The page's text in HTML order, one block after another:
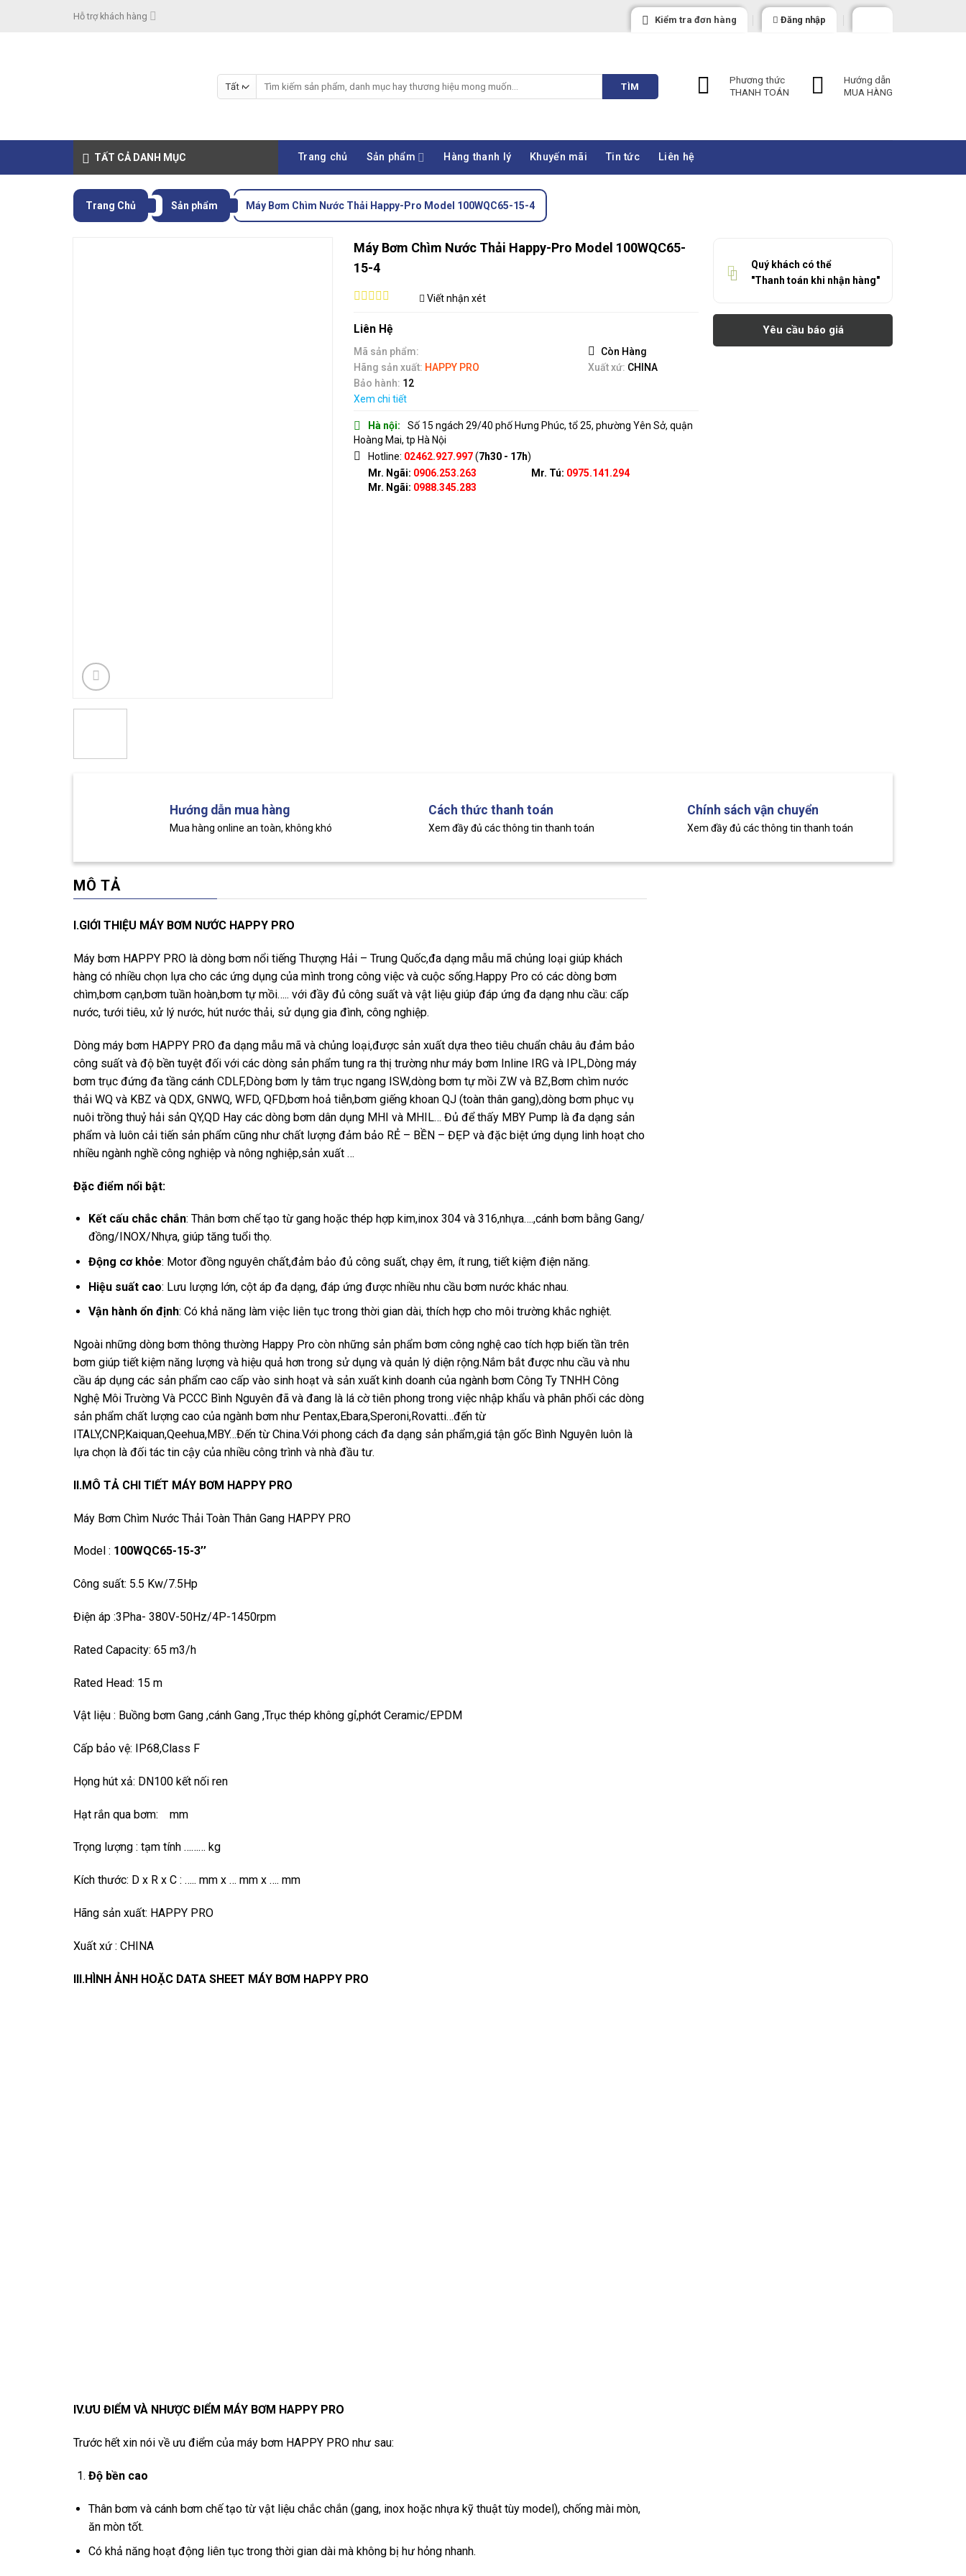
Hỗ trợ khách hàng Kiểm tra đơn hàng Đăng nhập
kiếm:
TÌM
Phương thức
THANH TOÁN
Hướng dẫn
MUA HÀNG
TẤT CẢ DANH MỤC Trang chủ Sản phẩm Hàng thanh lý Khuyến mãi Tin tức Liên hệ
Trang Chủ Sản phẩm Máy Bơm Chìm Nước Thải Happy-Pro Model 100WQC65-15-4
Máy Bơm Chìm Nước Thải Happy-Pro Model 100WQC65-
15-4
out
of
5
Viết nhận xét
Liên Hệ
Mã sản phẩm:
Còn Hàng
Hãng sản xuất: HAPPY PRO Xuất xứ: CHINA
Bảo hành: 12
Xem chi tiết
Hà nội:
Số 15 ngách 29/40 phố Hưng Phúc, tổ 25, phường Yên Sở, quận
Hoàng Mai, tp Hà Nội
Hotline: 02462.927.997(7h30 - 17h)
Mr. Ngãi: 0906.253.263
Mr. Ngãi: 0988.345.283
Mr. Tú: 0975.141.294
Quý khách có thể
"Thanh toán khi nhận hàng"
Yêu cầu báo giá
Hướng dẫn mua hàng
Mua hàng online an toàn, không khó
Cách thức thanh toán
Xem đầy đủ các thông tin thanh toán
Chính sách vận chuyển
Xem đầy đủ các thông tin thanh toán
MÔ TẢ
I.GIỚI THIỆU MÁY BƠM NƯỚC HAPPY PRO
Máy bơm HAPPY PRO là dòng bơm nổi tiếng Thượng Hải – Trung Quốc,đa dạng mẫu mã chủng loại giúp khách
hàng có nhiều chọn lựa cho các ứng dụng của mình trong công việc và cuộc sống.Happy Pro có các dòng bơm
chìm,bơm cạn,bơm tuần hoàn,bơm tự mồi….. với đầy đủ công suất và vật liệu giúp đáp ứng đa dạng nhu cầu: cấp
nước, tưới tiêu, xử lý nước, hút nước thải, sử dụng gia đình, công nghiệp.
Dòng máy bơm HAPPY PRO đa dạng mẫu mã và chủng loại,được sản xuất dựa theo tiêu chuẩn châu âu đảm bảo
công suất và độ bền tuyệt đối với các dòng sản phẩm tung ra thị trường như máy bơm Inline IRG và IPL,Dòng máy
bơm trục đứng đa tầng cánh CDLF,Dòng bơm ly tâm trục ngang ISW,dòng bơm tự mồi ZW và BZ,Bơm chìm nước
thải WQ và KBZ và QDX, GNWQ, WFD, QFD,bơm hoả tiễn,bơm giếng khoan QJ (toàn thân gang),dòng bơm phục vụ
nuôi trồng thuỷ hải sản QY,QD Hay các dòng bơm dân dụng MHI và MHIL… Đủ để thấy MBY Pump là đa dạng sản
phẩm và luôn cải tiến sản phẩm cũng như chất lượng đảm bảo RẺ – BỀN – ĐẸP và đặc biệt ứng dụng linh hoạt cho
nhiều ngành nghề công nghiệp và nông nghiệp,sản xuất …
Đặc điểm nổi bật:
Kết cấu chắc chắn: Thân bơm chế tạo từ gang hoặc thép hợp kim,inox 304 và 316,nhựa….,cánh bơm bằng Gang/
đồng/INOX/Nhựa, giúp tăng tuổi thọ.
Động cơ khỏe: Motor đồng nguyên chất,đảm bảo đủ công suất, chạy êm, ít rung, tiết kiệm điện năng.
Hiệu suất cao: Lưu lượng lớn, cột áp đa dạng, đáp ứng được nhiều nhu cầu bơm nước khác nhau.
Vận hành ổn định: Có khả năng làm việc liên tục trong thời gian dài, thích hợp cho môi trường khắc nghiệt.
Ngoài những dòng bơm thông thường Happy Pro còn những sản phẩm bơm công nghệ cao tích hợp biến tần trên
bơm giúp tiết kiệm năng lượng và hiệu quả hơn trong sử dụng và quản lý diện rộng.Nắm bắt được nhu cầu và nhu
cầu áp dụng các sản phẩm cao cấp vào sinh hoạt và sản xuất kinh doanh của ngành bơm Công Ty TNHH Công
Nghệ Môi Trường Và PCCC Bình Nguyên đã và đang là lá cờ tiên phong trong việc nhập khẩu và phân phối các dòng
sản phẩm chất lượng cao của ngành bơm như Pentax,Ebara,Speroni,Rovatti…đến từ
ITALY,CNP,Kaiquan,Qeehua,MBY…Đến từ China.Với phong cách đa dạng sản phẩm,giá tận gốc Bình Nguyên luôn là
lựa chọn là đối tác tin cậy của nhiều công trình và nhà đầu tư.
II.MÔ TẢ CHI TIẾT MÁY BƠM HAPPY PRO
Máy Bơm Chìm Nước Thải Toàn Thân Gang HAPPY PRO
Model : 100WQC65-15-3’’
Công suất: 5.5 Kw/7.5Hp
Điện áp :3Pha- 380V-50Hz/4P-1450rpm
Rated Capacity: 65 m3/h
Rated Head: 15 m
Vật liệu : Buồng bơm Gang ,cánh Gang ,Trục thép không gỉ,phớt Ceramic/EPDM
Cấp bảo vệ: IP68,Class F
Họng hút xả: DN100 kết nối ren
Hạt rắn qua bơm: mm
Trọng lượng : tạm tính ……… kg
Kích thước: D x R x C : ….. mm x … mm x …. mm
Hãng sản xuất: HAPPY PRO
Xuất xứ : CHINA
III.HÌNH ẢNH HOẶC DATA SHEET MÁY BƠM HAPPY PRO
IV.ƯU ĐIỂM VÀ NHƯỢC ĐIỂM MÁY BƠM HAPPY PRO
Trước hết xin nói về ưu điểm của máy bơm HAPPY PRO như sau:
Độ bền cao
Thân bơm và cánh bơm chế tạo từ vật liệu chắc chắn (gang, inox hoặc nhựa kỹ thuật tùy model), chống mài mòn,
ăn mòn tốt.
Có khả năng hoạt động liên tục trong thời gian dài mà không bị hư hỏng nhanh.